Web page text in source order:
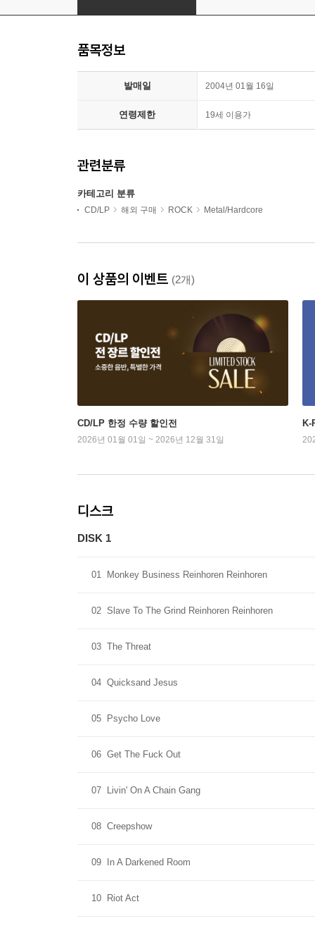
품목정보
발매일 2004년 01월 16일
연령제한 19세 이용가
관련분류
카테고리 분류
CD/LP 해외 구매 ROCK Metal/Hardcore
이 상품의 이벤트 (2개)
CD/LP 한정 수량 할인전
2026년 01월 01일 ~ 2026년 12월 31일
K-
디스크
DISK 1
01 Monkey Business Reinhoren Reinhoren
02 Slave To The Grind Reinhoren Reinhoren
03 The Threat
04 Quicksand Jesus
05 Psycho Love
06 Get The Fuck Out
07 Livin' On A Chain Gang
08 Creepshow
09 In A Darkened Room
10 Riot Act